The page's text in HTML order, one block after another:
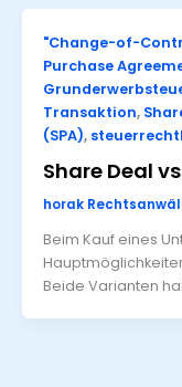
"Change-of-
Purchase
Transaktion,
(SPA),
Share Deal
horak
Beim Kauf eines
Beide Varianten